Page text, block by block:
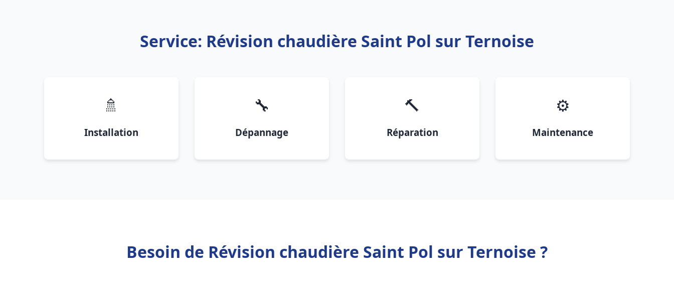
Service: Révision chaudière Saint Pol sur Ternoise
🚿
Installation
🔧
Dépannage
🔨
Réparation
⚙️
Maintenance
Besoin de Révision chaudière Saint Pol sur Ternoise ?